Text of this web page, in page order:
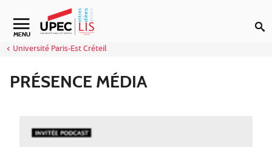
Aller au contenu
Navigation secondaire
MENU
Université Paris-Est Créteil
PRÉSENCE MÉDIA